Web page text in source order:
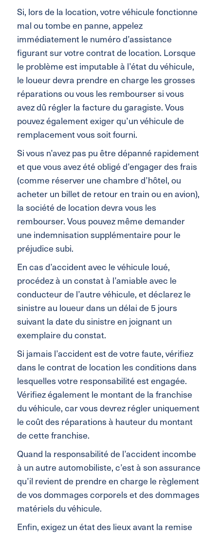
Si, lors de la location, votre véhicule fonctionne
mal ou tombe en panne, appelez
immédiatement le numéro d’assistance
figurant sur votre contrat de location. Lorsque
le problème est imputable à l’état du véhicule,
le loueur devra prendre en charge les grosses
réparations ou vous les rembourser si vous
avez dû régler la facture du garagiste. Vous
pouvez également exiger qu’un véhicule de
remplacement vous soit fourni.
Si vous n’avez pas pu être dépanné rapidement
et que vous avez été obligé d’engager des frais
(comme réserver une chambre d’hôtel, ou
acheter un billet de retour en train ou en avion),
la société de location devra vous les
rembourser. Vous pouvez même demander
une indemnisation supplémentaire pour le
préjudice subi.
En cas d’accident avec le véhicule loué,
procédez à un constat à l’amiable avec le
conducteur de l’autre véhicule, et déclarez le
sinistre au loueur dans un délai de 5 jours
suivant la date du sinistre en joignant un
exemplaire du constat.
Si jamais l’accident est de votre faute, vérifiez
dans le contrat de location les conditions dans
lesquelles votre responsabilité est engagée.
Vérifiez également le montant de la franchise
du véhicule, car vous devrez régler uniquement
le coût des réparations à hauteur du montant
de cette franchise.
Quand la responsabilité de l’accident incombe
à un autre automobiliste, c’est à son assurance
qu’il revient de prendre en charge le règlement
de vos dommages corporels et des dommages
matériels du véhicule.
Enfin, exigez un état des lieux avant la remise